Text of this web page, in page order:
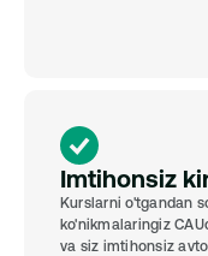
Imtihonsiz
Kurslarni o'tgandan
ko'nikmalaringiz
va siz imtihonsiz